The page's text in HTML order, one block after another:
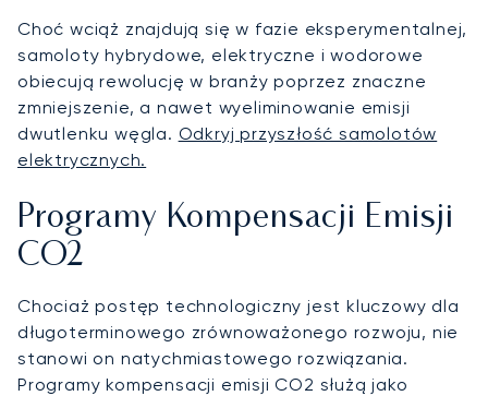
Choć wciąż znajdują się w fazie eksperymentalnej,
samoloty hybrydowe, elektryczne i wodorowe
obiecują rewolucję w branży poprzez znaczne
zmniejszenie, a nawet wyeliminowanie emisji
dwutlenku węgla. Odkryj przyszłość samolotów
elektrycznych.
Programy Kompensacji Emisji
CO2
Chociaż postęp technologiczny jest kluczowy dla
długoterminowego zrównoważonego rozwoju, nie
stanowi on natychmiastowego rozwiązania.
Programy kompensacji emisji CO2 służą jako